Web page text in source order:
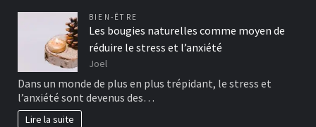
BIEN-ÊTRE
Les bougies naturelles comme moyen de
réduire le stress et l’anxiété
Joel
Dans un monde de plus en plus trépidant, le stress et
l’anxiété sont devenus des…
Lire la suite